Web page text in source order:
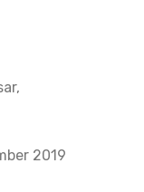
2019